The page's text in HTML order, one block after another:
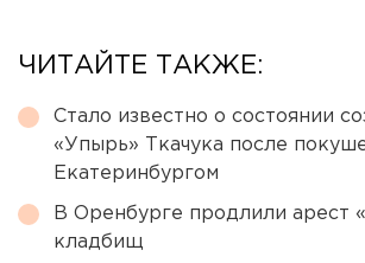
ЧИТАЙТЕ ТАКЖЕ:
Стало известно о состоянии
«Упырь» Ткачука после
Екатеринбургом
В Оренбурге продлили арест
кладбищ